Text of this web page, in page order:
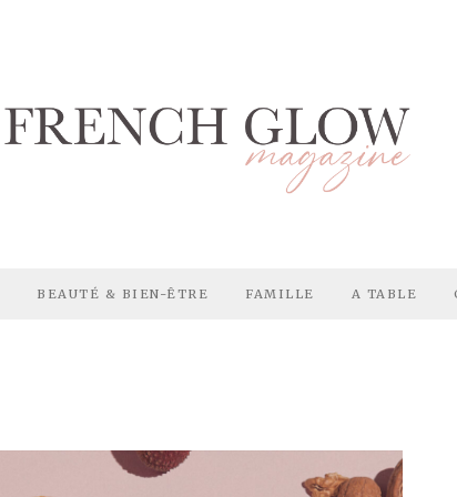
BEAUTÉ & BIEN-ÊTRE FAMILLE A TABLE